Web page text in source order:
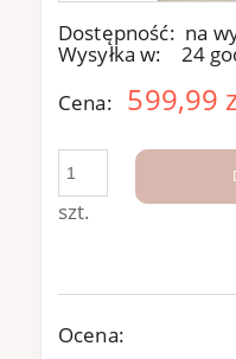
Dostępność: na
Wysyłka w:
24
Cena:
599,99
szt.
Ocena: